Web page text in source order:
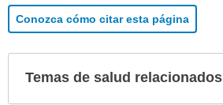
Conozca cómo citar esta página
Temas de salud relacionados